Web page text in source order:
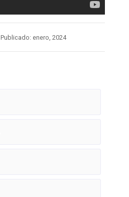
Publicado: enero, 2024